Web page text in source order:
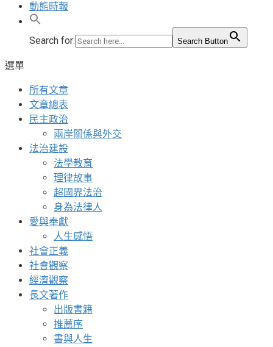
動態時報
Search for: Search Button
選單
所有文章
文章總表
民主政治
兩岸關係與外交
法治建設
法學教育
理律故事
超國界法治
身為法律人
愛與奉獻
人生感悟
社會正義
社會觀察
經濟觀察
長文著作
出版書籍
推薦序
書與人生